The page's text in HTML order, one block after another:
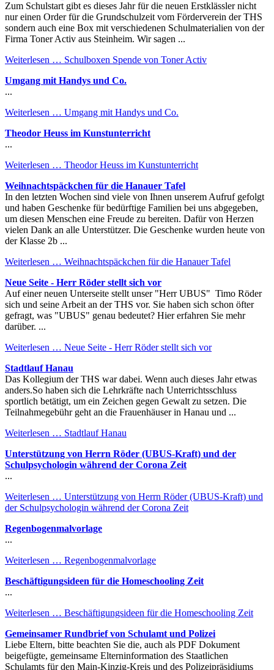
Zum Schulstart gibt es dieses Jahr für die neuen Erstklässler nicht
nur einen Order für die Grundschulzeit vom Förderverein der THS
sondern auch eine Box mit verschiedenen Schulmaterialien von der
Firma Toner Activ aus Steinheim. Wir sagen ...
Weiterlesen … Schulboxen Spende von Toner Activ
Umgang mit Handys und Co.
...
Weiterlesen … Umgang mit Handys und Co.
Theodor Heuss im Kunstunterricht
...
Weiterlesen … Theodor Heuss im Kunstunterricht
Weihnachtspäckchen für die Hanauer Tafel
In den letzten Wochen sind viele von Ihnen unserem Aufruf gefolgt
und haben Geschenke für bedürftige Familien bei uns abgegeben,
um diesen Menschen eine Freude zu bereiten. Dafür von Herzen
vielen Dank an alle Unterstützer. Die Geschenke wurden heute von
der Klasse 2b ...
Weiterlesen … Weihnachtspäckchen für die Hanauer Tafel
Neue Seite - Herr Röder stellt sich vor
Auf einer neuen Unterseite stellt unser "Herr UBUS" Timo Röder
sich und seine Arbeit an der THS vor. Sie haben sich schon öfter
gefragt, was "UBUS" genau bedeutet? Hier erfahren Sie mehr
darüber. ...
Weiterlesen … Neue Seite - Herr Röder stellt sich vor
Stadtlauf Hanau
Das Kollegium der THS war dabei. Wenn auch dieses Jahr etwas
anders.So haben sich die Lehrkräfte nach Unterrichtsschluss
sportlich betätigt, um ein Zeichen gegen Gewalt zu setzen. Die
Teilnahmegebühr geht an die Frauenhäuser in Hanau und ...
Weiterlesen … Stadtlauf Hanau
Unterstützung von Herrn Röder (UBUS-Kraft) und der
Schulpsychologin während der Corona Zeit
...
Weiterlesen … Unterstützung von Herrn Röder (UBUS-Kraft) und
der Schulpsychologin während der Corona Zeit
Regenbogenmalvorlage
...
Weiterlesen … Regenbogenmalvorlage
Beschäftigungsideen für die Homeschooling Zeit
...
Weiterlesen … Beschäftigungsideen für die Homeschooling Zeit
Gemeinsamer Rundbrief von Schulamt und Polizei
Liebe Eltern, bitte beachten Sie die, auch als PDF Dokument
beigefügte, gemeinsame Elterninformation des Staatlichen
Schulamts für den Main-Kinzig-Kreis und des Polizeipräsidiums